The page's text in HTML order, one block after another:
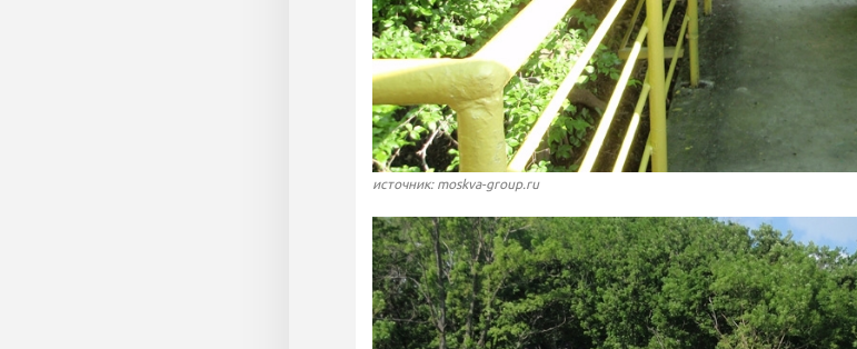
источник: moskva-group.ru